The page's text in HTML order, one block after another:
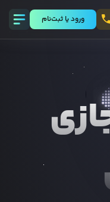
ورود يا ثبت‌نام